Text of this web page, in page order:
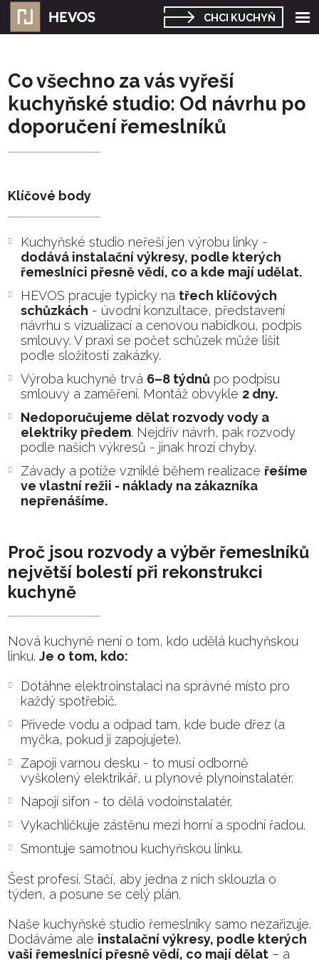
CHCI KUCHYŇ
Co všechno za vás vyřeší
kuchyňské studio: Od návrhu po
doporučení řemeslníků
Klíčové body
Kuchyňské studio neřeší jen výrobu linky -
dodává instalační výkresy, podle kterých
řemeslníci přesně vědí, co a kde mají udělat.
HEVOS pracuje typicky na třech klíčových
schůzkách - úvodní konzultace, představení
návrhu s vizualizací a cenovou nabídkou, podpis
smlouvy. V praxi se počet schůzek může lišit
podle složitosti zakázky.
Výroba kuchyně trvá 6–8 týdnůpo podpisu
smlouvy a zaměření. Montáž obvykle 2 dny.
Nedoporučujeme dělat rozvody vody a
elektriky předem. Nejdřív návrh, pak rozvody
podle našich výkresů - jinak hrozí chyby.
Závady a potíže vzniklé během realizace řešíme
ve vlastní režii - náklady na zákazníka
nepřenášíme.
Proč jsou rozvody a výběr řemeslníků
největší bolestí při rekonstrukci
kuchyně
Nová kuchyně není o tom, kdo udělá kuchyňskou
linku. Je o tom, kdo:
Dotáhne elektroinstalaci na správné místo pro
každý spotřebič.
Přivede vodu a odpad tam, kde bude dřez (a
myčka, pokud ji zapojujete).
Zapojí varnou desku - to musí odborně
vyškolený elektrikář, u plynové plynoinstalatér.
Napojí sifon - to dělá vodoinstalatér.
Vykachličkuje zástěnu mezi horní a spodní řadou.
Smontuje samotnou kuchyňskou linku.
Šest profesí. Stačí, aby jedna z nich sklouzla o
týden, a posune se celý plán.
Naše kuchyňské studio řemeslníky samo nezařizuje.
Dodáváme ale instalační výkresy, podle kterých
vaši řemeslníci přesně vědí, co mají dělat– a